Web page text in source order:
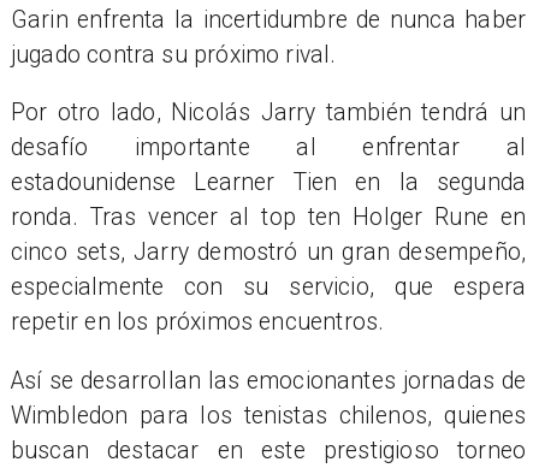
Garin enfrenta la incertidumbre de nunca haber
jugado contra su próximo rival.
Por otro lado, Nicolás Jarry también tendrá un
desafío importante al enfrentar al
estadounidense Learner Tien en la segunda
ronda. Tras vencer al top ten Holger Rune en
cinco sets, Jarry demostró un gran desempeño,
especialmente con su servicio, que espera
repetir en los próximos encuentros.
Así se desarrollan las emocionantes jornadas de
Wimbledon para los tenistas chilenos, quienes
buscan destacar en este prestigioso torneo